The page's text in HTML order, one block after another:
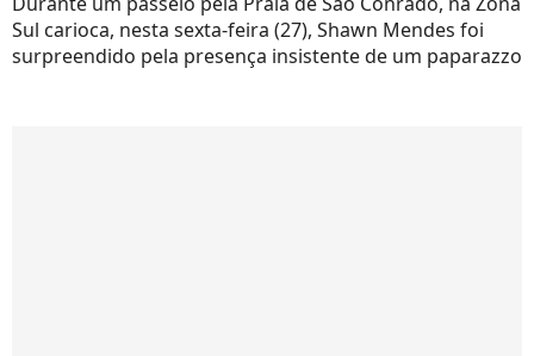
Sul carioca, nesta sexta-feira (27), Shawn Mendes foi
surpreendido pela presença insistente de um paparazzo